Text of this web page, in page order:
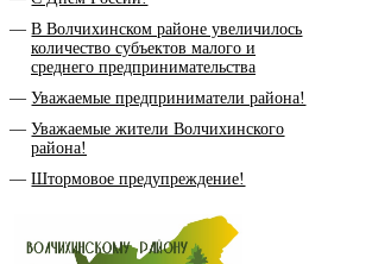
В Волчихинском районе увеличилось
количество субъектов малого и
среднего предпринимательства
Уважаемые предприниматели района!
Уважаемые жители Волчихинского
района!
Штормовое предупреждение!